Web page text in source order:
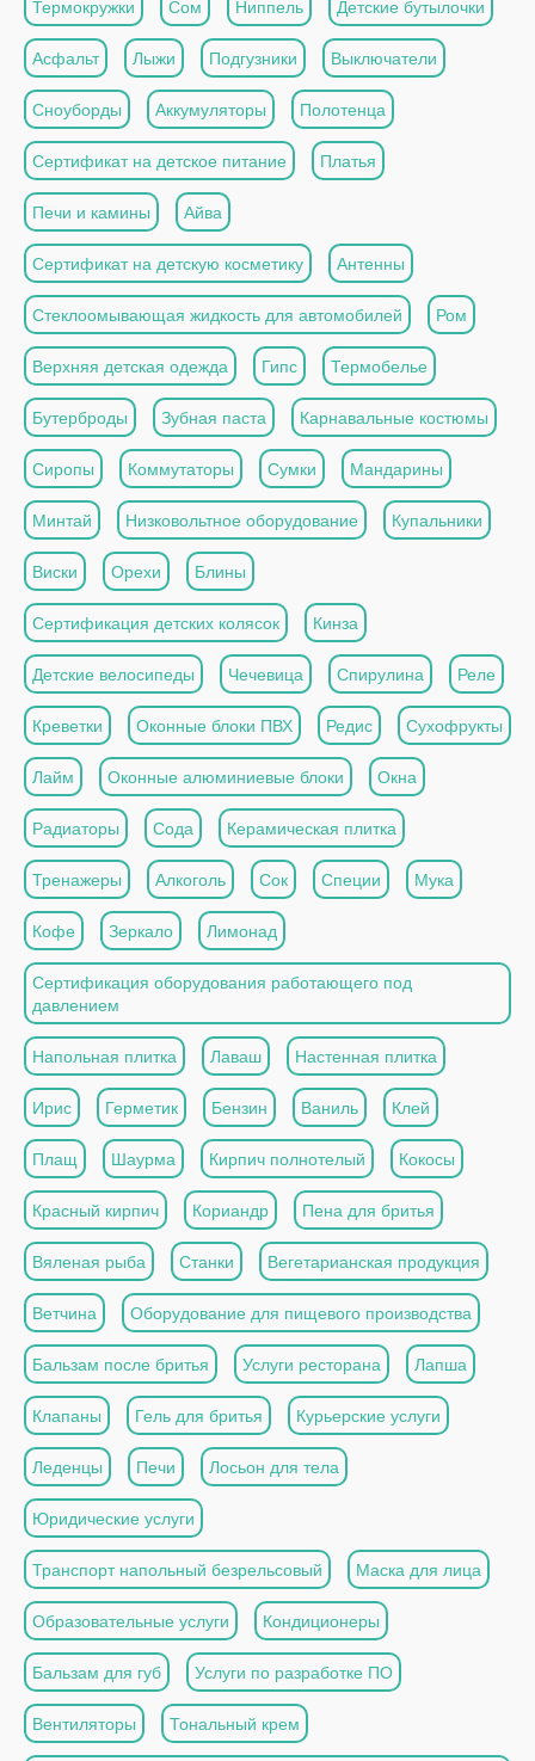
Термокружки Сом Ниппель Детские бутылочки
Асфальт Лыжи Подгузники Выключатели
Сноуборды Аккумуляторы Полотенца
Сертификат на детское питание Платья
Печи и камины Айва
Сертификат на детскую косметику Антенны
Стеклоомывающая жидкость для автомобилей Ром
Верхняя детская одежда Гипс Термобелье
Бутерброды Зубная паста Карнавальные костюмы
Сиропы Коммутаторы Сумки Мандарины
Минтай Низковольтное оборудование Купальники
Виски Орехи Блины
Сертификация детских колясок Кинза
Детские велосипеды Чечевица Спирулина Реле
Креветки Оконные блоки ПВХ Редис Сухофрукты
Лайм Оконные алюминиевые блоки Окна
Радиаторы Сода Керамическая плитка
Тренажеры Алкоголь Сок Специи Мука
Кофе Зеркало Лимонад
Сертификация оборудования работающего под
давлением
Напольная плитка Лаваш Настенная плитка
Ирис Герметик Бензин Ваниль Клей
Плащ Шаурма Кирпич полнотелый Кокосы
Красный кирпич Кориандр Пена для бритья
Вяленая рыба Станки Вегетарианская продукция
Ветчина Оборудование для пищевого производства
Бальзам после бритья Услуги ресторана Лапша
Клапаны Гель для бритья Курьерские услуги
Леденцы Печи Лосьон для тела
Юридические услуги
Транспорт напольный безрельсовый Маска для лица
Образовательные услуги Кондиционеры
Бальзам для губ Услуги по разработке ПО
Вентиляторы Тональный крем